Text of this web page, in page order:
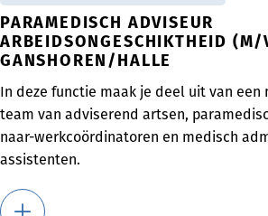
PARAMEDISCH ADVISEUR
ARBEIDSONGESCHIKTHEID
GANSHOREN/HALLE
In deze functie maak je deel uit van
team van adviserend artsen,
naar-werkcoördinatoren en medisch
assistenten.